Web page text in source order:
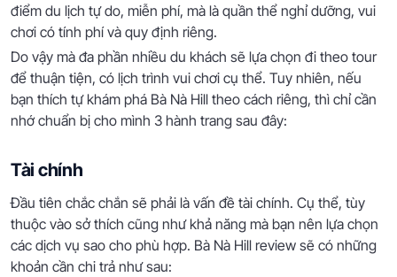
điểm du lịch tự do, miễn phí, mà là quần thể nghỉ dưỡng, vui
chơi có tính phí và quy định riêng.
Do vậy mà đa phần nhiều du khách sẽ lựa chọn đi theo tour
để thuận tiện, có lịch trình vui chơi cụ thể. Tuy nhiên, nếu
bạn thích tự khám phá Bà Nà Hill theo cách riêng, thì chỉ cần
nhớ chuẩn bị cho mình 3 hành trang sau đây:
Tài chính
Đầu tiên chắc chắn sẽ phải là vấn đề tài chính. Cụ thể, tùy
thuộc vào sở thích cũng như khả năng mà bạn nên lựa chọn
các dịch vụ sao cho phù hợp. Bà Nà Hill review sẽ có những
khoản cần chi trả như sau: